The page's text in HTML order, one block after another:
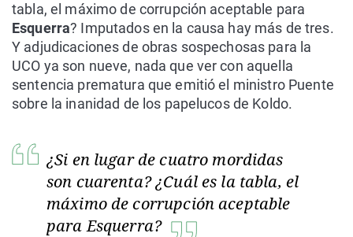
tabla, el máximo de corrupción aceptable para
Esquerra? Imputados en la causa hay más de tres.
Y adjudicaciones de obras sospechosas para la
UCO ya son nueve, nada que ver con aquella
sentencia prematura que emitió el ministro Puente
sobre la inanidad de los papelucos de Koldo.
¿Si en lugar de cuatro mordidas
son cuarenta? ¿Cuál es la tabla, el
máximo de corrupción aceptable
para Esquerra?